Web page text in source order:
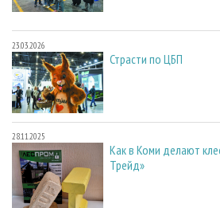
23.03.2026
Страсти по ЦБП
28.11.2025
Как в Коми делают
Трейд»